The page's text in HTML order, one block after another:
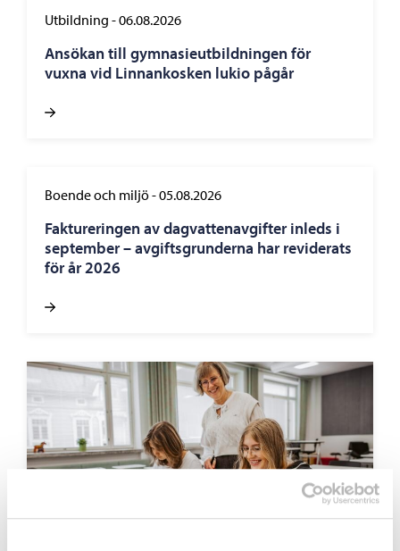
Utbildning -06.08.2026
Ansökan till gymnasieutbildningen för
vuxna vid Linnankosken lukio pågår
Boende och miljö-05.08.2026
Faktureringen av dagvattenavgifter inleds i
september – avgiftsgrunderna har reviderats
för år 2026